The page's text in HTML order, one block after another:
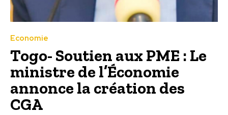
Economie
Togo- Soutien aux PME : Le
ministre de l’Économie
annonce la création des
CGA